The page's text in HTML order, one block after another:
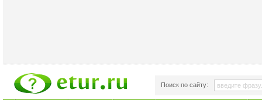
Поиск по сайту: